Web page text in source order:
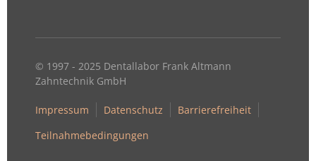
© 1997 - 2025 Dentallabor Frank Altmann
Zahntechnik GmbH
Impressum Datenschutz
Barrierefreiheit
Teilnahmebedingungen